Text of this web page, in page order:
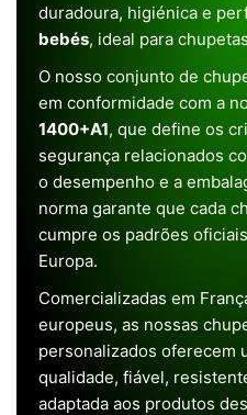
duradoura, higiénica e
bebés, ideal para
O nosso conjunto de
em conformidade com a
1400+A1, que define os
segurança relacionados
o desempenho e a
norma garante que cada
cumpre os padrões
Europa.
Comercializadas em
europeus, as nossas
personalizados oferecem
qualidade, fiável,
adaptada aos produtos